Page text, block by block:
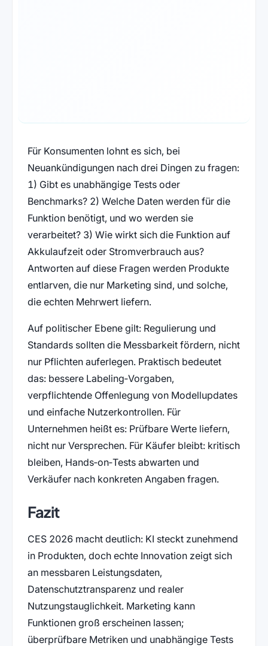
Für Konsumenten lohnt es sich, bei
Neuankündigungen nach drei Dingen zu fragen:
1) Gibt es unabhängige Tests oder
Benchmarks? 2) Welche Daten werden für die
Funktion benötigt, und wo werden sie
verarbeitet? 3) Wie wirkt sich die Funktion auf
Akkulaufzeit oder Stromverbrauch aus?
Antworten auf diese Fragen werden Produkte
entlarven, die nur Marketing sind, und solche,
die echten Mehrwert liefern.
Auf politischer Ebene gilt: Regulierung und
Standards sollten die Messbarkeit fördern, nicht
nur Pflichten auferlegen. Praktisch bedeutet
das: bessere Labeling‑Vorgaben,
verpflichtende Offenlegung von Modellupdates
und einfache Nutzerkontrollen. Für
Unternehmen heißt es: Prüfbare Werte liefern,
nicht nur Versprechen. Für Käufer bleibt: kritisch
bleiben, Hands‑on‑Tests abwarten und
Verkäufer nach konkreten Angaben fragen.
Fazit
CES 2026 macht deutlich: KI steckt zunehmend
in Produkten, doch echte Innovation zeigt sich
an messbaren Leistungsdaten,
Datenschutztransparenz und realer
Nutzungstauglichkeit. Marketing kann
Funktionen groß erscheinen lassen;
überprüfbare Metriken und unabhängige Tests